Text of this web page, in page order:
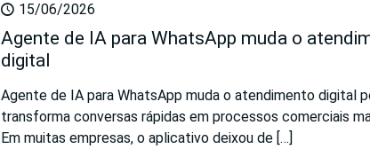
15/06/2026
Agente de IA para WhatsApp muda o
digital
Agente de IA para WhatsApp muda o atendimento digital
transforma conversas rápidas em processos comerciais
Em muitas empresas, o aplicativo deixou de[…]